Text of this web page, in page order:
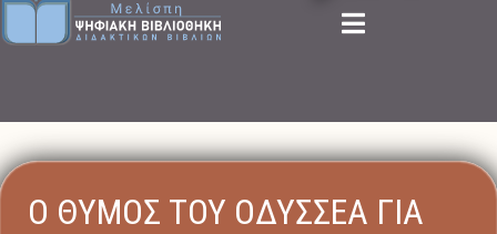
Ο ΘΥΜΟΣ ΤΟΥ ΟΔΥΣΣΕΑ ΓΙΑ